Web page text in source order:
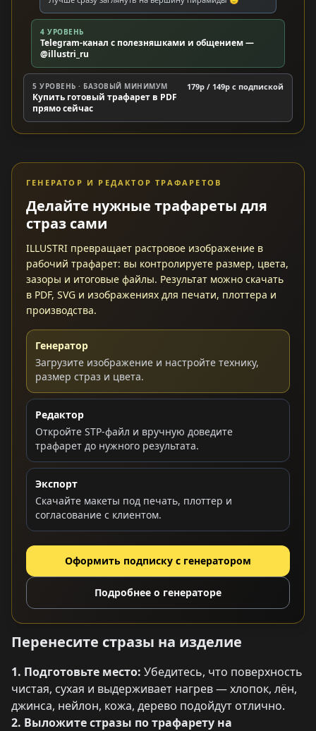
4 УРОВЕНЬ
Telegram-канал с полезняшками и общением —
@illustri_ru
5 УРОВЕНЬ · БАЗОВЫЙ МИНИМУМ
Купить готовый трафарет в PDF
прямо сейчас
179р / 149р c подпиской
ГЕНЕРАТОР И РЕДАКТОР ТРАФАРЕТОВ
Делайте нужные трафареты для
страз сами
ILLUSTRI превращает растровое изображение в
рабочий трафарет: вы контролируете размер, цвета,
зазоры и итоговые файлы. Результат можно скачать
в PDF, SVG и изображениях для печати, плоттера и
производства.
Генератор
Загрузите изображение и настройте технику,
размер страз и цвета.
Редактор
Откройте STP-файл и вручную доведите
трафарет до нужного результата.
Экспорт
Скачайте макеты под печать, плоттер и
согласование с клиентом.
Оформить подписку с генератором
Подробнее о генераторе
Перенесите стразы на изделие
1. Подготовьте место: Убедитесь, что поверхность
чистая, сухая и выдерживает нагрев — хлопок, лён,
джинса, нейлон, кожа, дерево подойдут отлично.
2. Выложите стразы по трафарету на